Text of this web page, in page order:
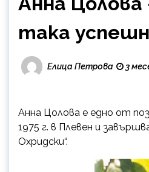
така
Елица Петрова 3
Анна Цолова е едно от
1975 г. в Плевен и
Охридски“.